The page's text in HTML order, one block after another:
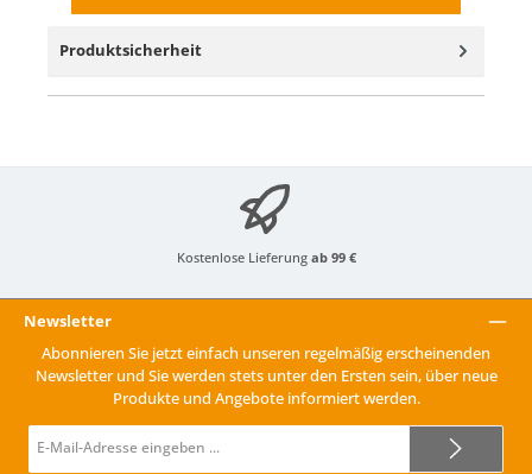
Produktsicherheit
Kostenlose Lieferung ab 99 €
Newsletter
Abonnieren Sie jetzt einfach unseren regelmäßig erscheinenden
Newsletter und Sie werden stets unter den Ersten sein, über neue
Produkte und Angebote informiert werden.
Mail-